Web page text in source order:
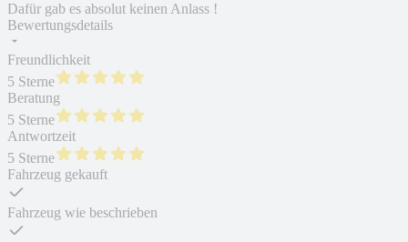
Dafür gab es absolut keinen Anlass !
Bewertungsdetails
Freundlichkeit
5 Sterne
Beratung
5 Sterne
Antwortzeit
5 Sterne
Fahrzeug gekauft
Fahrzeug wie beschrieben